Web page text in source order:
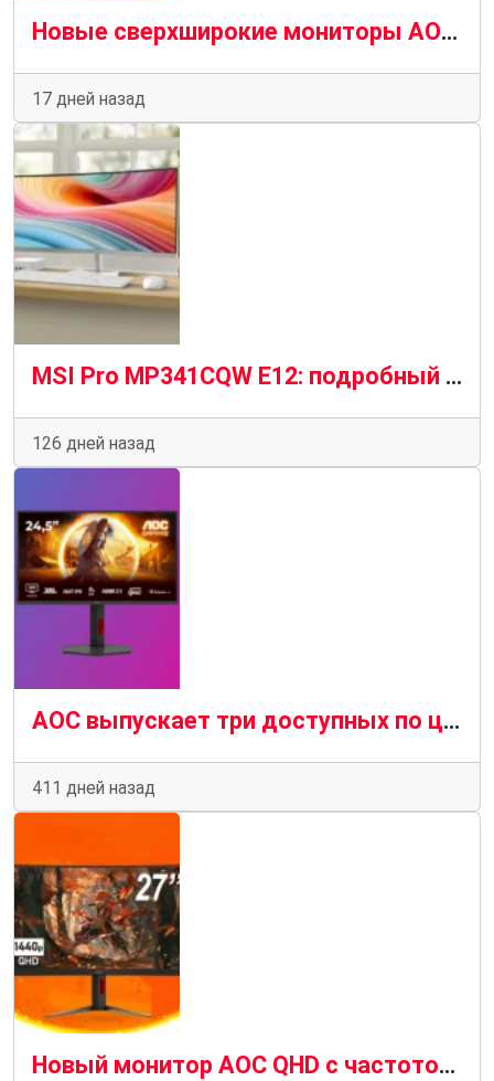
Новые сверхширокие мониторы AOC идеально подходят для игр и работы
17 дней назад
MSI Pro MP341CQW E12: подробный обзор доступного 34″ изогнутого монитора
126 дней назад
AOC выпускает три доступных по цене монитора QHD с частотой до 300 Гц
411 дней назад
Новый монитор AOC QHD с частотой 300 Гц стоит на 70 долларов дешевле, чем у конкурентов